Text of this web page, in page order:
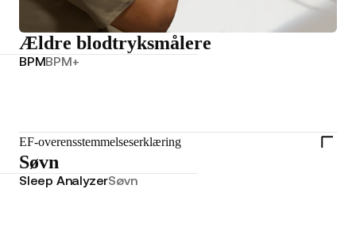
Ældre blodtryksmålere
BPMBPM+
EF-overensstemmelseserklæring
Søvn
Sleep AnalyzerSøvn